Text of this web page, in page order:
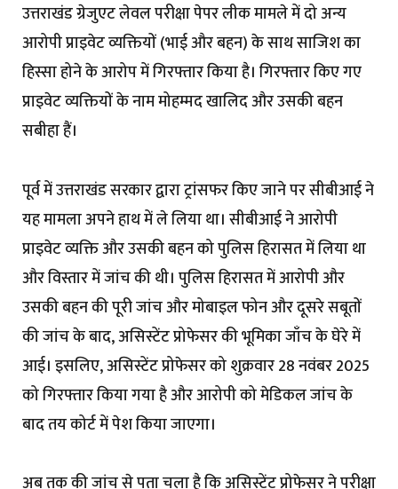
उत्तराखंड ग्रेजुएट लेवल परीक्षा पेपर लीक मामले में दो अन्य
आरोपी प्राइवेट व्यक्तियों (भाई और बहन) के साथ साजिश का
हिस्सा होने के आरोप में गिरफ्तार किया है। गिरफ्तार किए गए
प्राइवेट व्यक्तियों के नाम मोहम्मद खालिद और उसकी बहन
सबीहा हैं।
पूर्व में उत्तराखंड सरकार द्वारा ट्रांसफर किए जाने पर सीबीआई ने
यह मामला अपने हाथ में ले लिया था। सीबीआई ने आरोपी
प्राइवेट व्यक्ति और उसकी बहन को पुलिस हिरासत में लिया था
और विस्तार में जांच की थी। पुलिस हिरासत में आरोपी और
उसकी बहन की पूरी जांच और मोबाइल फोन और दूसरे सबूतों
की जांच के बाद, असिस्टेंट प्रोफेसर की भूमिका जाँच के घेरे में
आई। इसलिए, असिस्टेंट प्रोफेसर को शुक्रवार 28 नवंबर 2025
को गिरफ्तार किया गया है और आरोपी को मेडिकल जांच के
बाद तय कोर्ट में पेश किया जाएगा।